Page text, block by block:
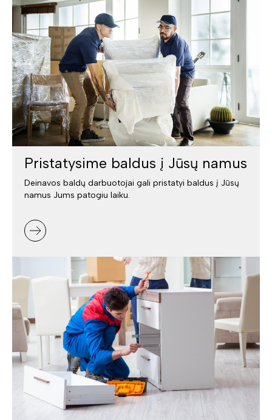
Pristatysime baldus į Jūsų namus
Deinavos baldų darbuotojai gali pristatyi baldus į Jūsų
namus Jums patogiu laiku.